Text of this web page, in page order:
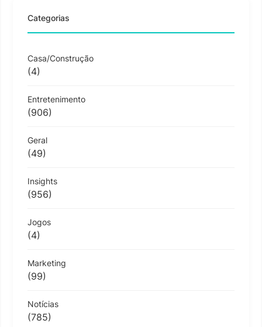
Categorias
Casa/Construção
(4)
Entretenimento
(906)
Geral
(49)
Insights
(956)
Jogos
(4)
Marketing
(99)
Notícias
(785)